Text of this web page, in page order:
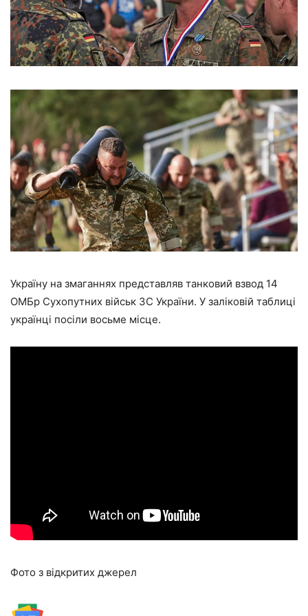
Україну на змаганнях представляв танковий взвод 14
ОМБр Сухопутних військ ЗС України. У заліковій таблиці
українці посіли восьме місце.
Фото з відкритих джерел